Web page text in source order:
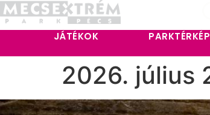
JÁTÉKOK PARKTÉRKÉP
2026. július